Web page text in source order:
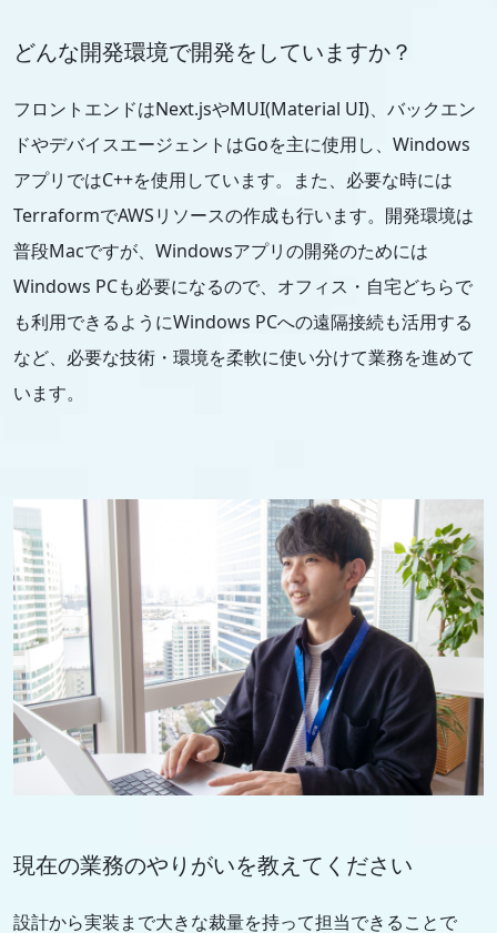
どんな開発環境で開発をしていますか？
フロントエンドはNext.jsやMUI(Material UI)、バックエン
ドやデバイスエージェントはGoを主に使用し、Windows
アプリではC++を使用しています。また、必要な時には
TerraformでAWSリソースの作成も行います。開発環境は
普段Macですが、Windowsアプリの開発のためには
Windows PCも必要になるので、オフィス・自宅どちらで
も利用できるようにWindows PCへの遠隔接続も活用する
など、必要な技術・環境を柔軟に使い分けて業務を進めて
います。
現在の業務のやりがいを教えてください
設計から実装まで大きな裁量を持って担当できることで